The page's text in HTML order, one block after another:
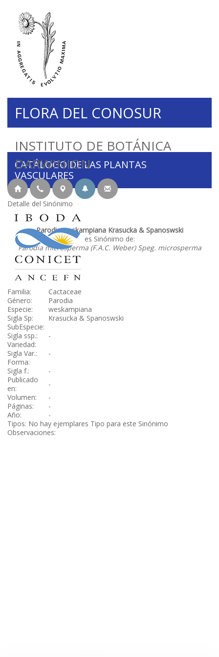
INSTITUTO DE BOTÁNICA
DARWINION
FLORA DEL CONOSUR
CATÁLOGO DE LAS PLANTAS
VASCULARES
Detalle del Sinónimo
Parodia weskampiana Krasucka & Spanoswski
es Sinónimo de:
Parodia microsperma (F.A.C. Weber) Speg. microsperma
Familia:
Cactaceae
Género:
Parodia
Especie:
weskampiana
Sigla Sp:
Krasucka & Spanoswski
SubEspecie:
Sigla ssp.:
-
Variedad:
Sigla Var.:
-
Forma:
Sigla f.:
-
Publicado
en:
-
Volumen:
-
Páginas:
-
Año:
-
Tipos: No hay ejemplares Tipo para este Sinónimo
Observaciones: